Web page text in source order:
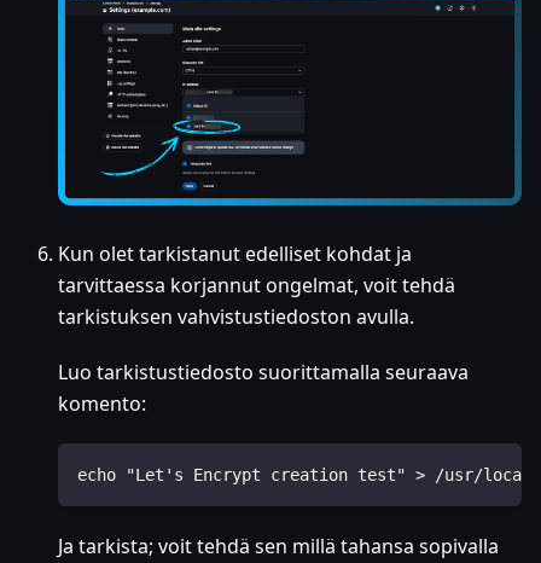
Kun olet tarkistanut edelliset kohdat ja
tarvittaessa korjannut ongelmat, voit tehdä
tarkistuksen vahvistustiedoston avulla.
Luo tarkistustiedosto suorittamalla seuraava
komento:
echo "Let's Encrypt creation test" > /usr/local/
Ja tarkista; voit tehdä sen millä tahansa sopivalla